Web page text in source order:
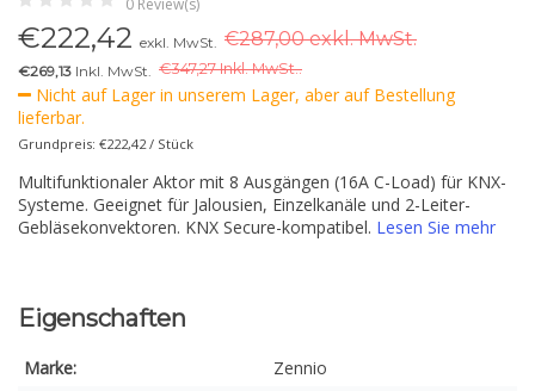
0 Review(s)
€222,42 exkl. MwSt. €287,00 exkl. MwSt.
€269,13 Inkl. MwSt. €347,27 Inkl. MwSt..
Nicht auf Lager in unserem Lager, aber auf Bestellung
lieferbar.
Grundpreis: €222,42 / Stück
Multifunktionaler Aktor mit 8 Ausgängen (16A C-Load) für KNX-
Systeme. Geeignet für Jalousien, Einzelkanäle und 2-Leiter-
Gebläsekonvektoren. KNX Secure-kompatibel. Lesen Sie mehr
Eigenschaften
Marke:
Zennio